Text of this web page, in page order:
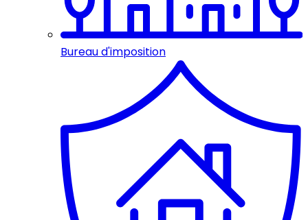
Bureau d'imposition